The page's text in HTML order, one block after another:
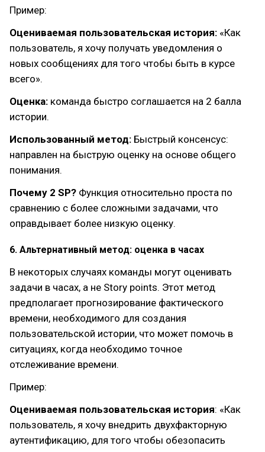
Пример:
Оцениваемая пользовательская история: «Как
пользователь, я хочу получать уведомления о
новых сообщениях для того чтобы быть в курсе
всего».
Оценка: команда быстро соглашается на 2 балла
истории.
Использованный метод: Быстрый консенсус:
направлен на быструю оценку на основе общего
понимания.
Почему 2 SP? Функция относительно проста по
сравнению с более сложными задачами, что
оправдывает более низкую оценку.
6. Альтернативный метод: оценка в часах
В некоторых случаях команды могут оценивать
задачи в часах, а не Story points. Этот метод
предполагает прогнозирование фактического
времени, необходимого для создания
пользовательской истории, что может помочь в
ситуациях, когда необходимо точное
отслеживание времени.
Пример:
Оцениваемая пользовательская история: «Как
пользователь, я хочу внедрить двухфакторную
аутентификацию, для того чтобы обезопасить